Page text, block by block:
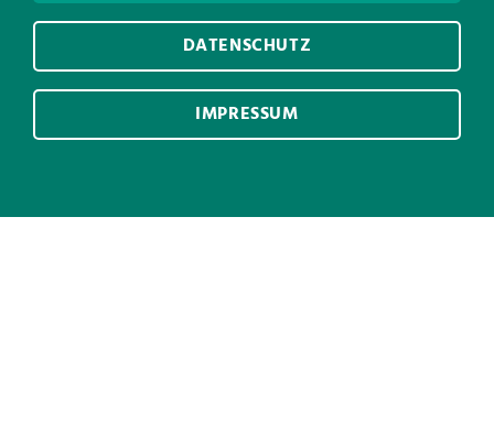
DATENSCHUTZ
IMPRESSUM